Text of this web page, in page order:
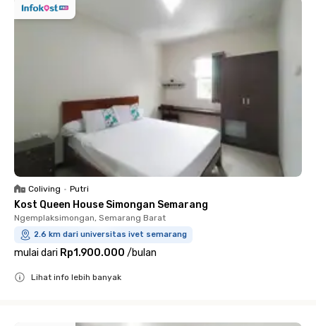
Coliving • Putri
Kost Queen House Simongan Semarang
Ngemplaksimongan, Semarang Barat
2.6 km dari universitas ivet semarang
mulai dari Rp1.900.000 /bulan
Lihat info lebih banyak